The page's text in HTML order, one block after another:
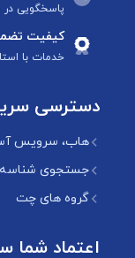
پاسخگویی در
کیفیت
خدمات با
دسترسی
هاب، سرویس
جستجوی شناسه
گروه های چت
اعتماد شما